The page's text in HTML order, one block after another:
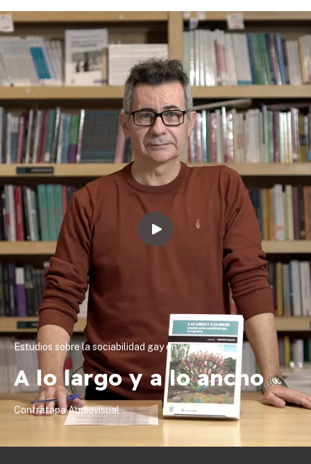
Estudios sobre la sociabilidad gay en Argentina
A lo largo y a lo ancho
Contratapa Audiovisual